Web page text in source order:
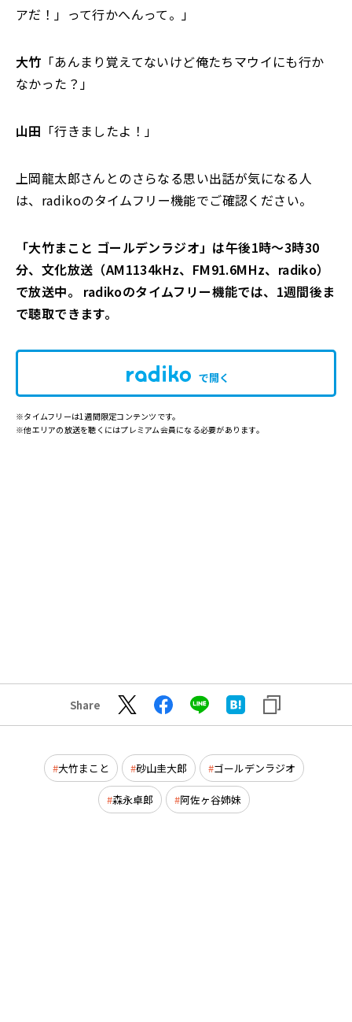
アだ！」って行かへんって。」
大竹 「あんまり覚えてないけど俺たちマウイにも行か
なかった？」
山田 「行きましたよ！」
上岡龍太郎さんとのさらなる思い出話が気になる人
は、radikoのタイムフリー機能でご確認ください。
「大竹まこと ゴールデンラジオ」は午後1時～3時30
分、文化放送（AM1134kHz、FM91.6MHz、radiko）
で放送中。 radikoのタイムフリー機能では、1週間後ま
で聴取できます。
で開く
※タイムフリーは1週間限定コンテンツです。
※他エリアの放送を聴くにはプレミアム会員になる必要があります。
Share
大竹まこと 砂山圭大郎 ゴールデンラジオ
森永卓郎 阿佐ヶ谷姉妹